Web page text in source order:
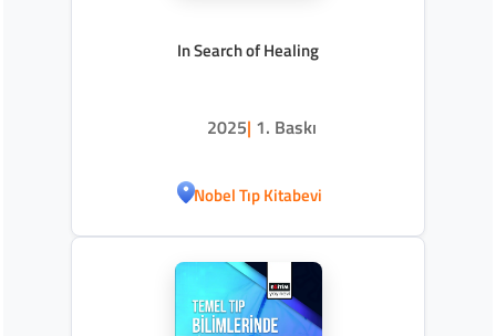
In Search of Healing
2025| 1. Baskı
Nobel Tıp Kitabevi